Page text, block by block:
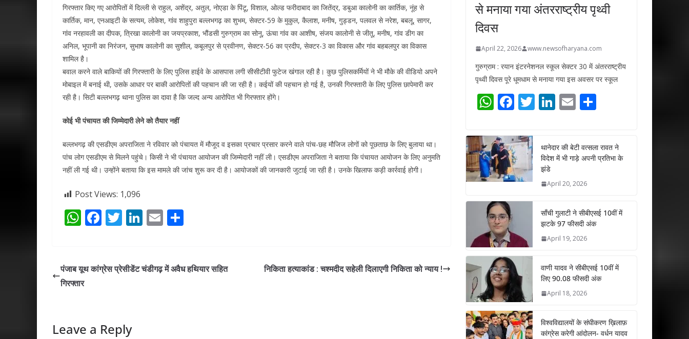
गिरफ्तार किए गए आरोपितों में दिल्ली से राहुल, अशेंद्र, अतुल, नोएडा के पिंटू, विशाल, ओल्ड फरीदाबाद का जितेंद्र, डबुआ कालोनी का कार्तिक, नूंह से
कार्तिक, मान, एनआइटी के सत्यम, लोकेश, गांव शाहुपुरा बल्लभगढ़ का शुभम, सेक्टर-59 के मुकुल, कैलाश, मनीष, गुड्डन, पलवल से नरेश, बबलू, सागर,
गांव नरहावली का दीपक, त्रिखा कालोनी का जयप्रकाश, भौंडसी गुरुग्राम का सोनू, ऊंचा गांव का आशीष, संजय कालोनी से जीतू, मनीष, गांव डीग का
अनिल, भूपानी का निरंजन, सुभाष कालोनी का सुशील, कबूलपुर से प्रवीनण, सेक्टर-56 का प्रदीप, सेक्टर-3 का विकास और गांव बहबलपुर का विकास
शामिल है।
बवाल करने वाले बाकियों की गिरफ्तारी के लिए पुलिस हाईवे के आसपास लगी सीसीटीवी फुटेज खंगाल रही है। कुछ पुलिसकर्मियों ने भी मौके की वीडियो अपने
मोबाइल में बनाई थी, उसके आधार पर बाकी आरोपितों की पहचान की जा रही है। कईयों की पहचान हो गई है, उनकी गिरफ्तारी के लिए पुलिस छापेमारी कर
रही है। सिटी बल्लभगढ़ थाना पुलिस का दावा है कि जल्द अन्य आरोपित भी गिरफ्तार होंगे।
कोई भी पंचायत की जिम्मेदारी लेने को तैयार नहीं
बल्लभगढ़ की एसडीएम अपराजिता ने रविवार को पंचायत में मौजूद व इसका प्रचार प्रसार करने वाले पांच-छह मौजिज लोगों को पूछताछ के लिए बुलाया था।
पांच लोग एसडीएम से मिलने पहुंचे। किसी ने भी पंचायत आयोजन की जिम्मेदारी नहीं ली। एसडीएम अपराजिता ने बताया कि पंचायत आयोजन के लिए अनुमति
नहीं ली गई थी। उन्होंने बताया कि इस मामले की जांच शुरू कर दी है। आयोजकों की जानकारी जुटाई जा रही है। उनके खिलाफ कड़ी कार्रवाई होगी।
Post Views: 1,096
W
s
A
F
b
T
er
Li
e
E
l e
पंजाब यूथ कांग्रेस प्रेसीडेंट चंडीगढ़ में अवैध हथियार सहित
गिरफ्तार
निकिता हत्याकांड : चश्मदीद सहेली दिलाएगी निकिता को न्याय !
Leave a Reply
से मनाया गया अंतरराष्ट्रीय पृथ्वी
दिवस
April 22, 2026 www.newsofharyana.com
गुरुग्राम : रयान इंटरनेशनल स्कूल सेक्टर 30 में अंतरराष्ट्रीय
पृथ्वी दिवस पूरे धूमधाम से मनाया गया इस अवसर पर स्कूल
W
at
s
A
p
p
F
e
b
o
o
k
T
er
Li
e
dI
n
E
l e
थानेदार की बेटी वत्सला रावत ने
विदेश में भी गाड़े अपनी प्रतिभा के
झंडे
April 20, 2026
साँची गुलाटी ने सीबीएसई 10वीं में
झटके 97 फीसदी अंक
April 19, 2026
वाणी यादव ने सीबीएसई 10वीं में
लिए 90.08 फीसदी अंक
April 18, 2026
विश्वविद्यालयों के संघीकरण ख़िलाफ़
कांग्रेस करेगी आंदोलन- वर्धन यादव